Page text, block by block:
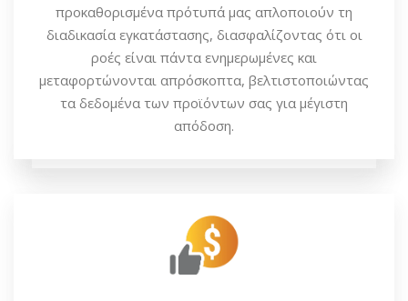
προκαθορισμένα πρότυπά μας απλοποιούν τη
διαδικασία εγκατάστασης, διασφαλίζοντας ότι οι
ροές είναι πάντα ενημερωμένες και
μεταφορτώνονται απρόσκοπτα, βελτιστοποιώντας
τα δεδομένα των προϊόντων σας για μέγιστη
απόδοση.